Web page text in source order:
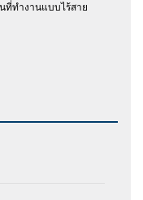
ที่ทำงานแบบไร้สาย